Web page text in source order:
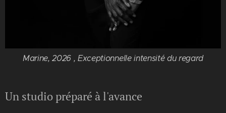
Marine, 2026 , Exceptionnelle intensité du regard
Un studio préparé à l'avance